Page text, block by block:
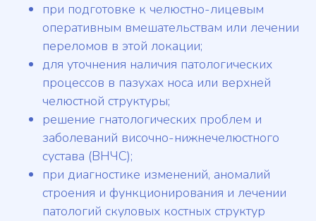
при подготовке к челюстно-лицевым
оперативным вмешательствам или лечении
переломов в этой локации;
для уточнения наличия патологических
процессов в пазухах носа или верхней
челюстной структуры;
решение гнатологических проблем и
заболеваний височно-нижнечелюстного
сустава (ВНЧС);
при диагностике изменений, аномалий
строения и функционирования и лечении
патологий скуловых костных структур